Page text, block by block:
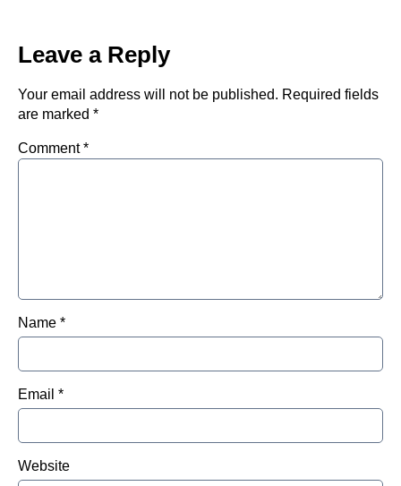
Leave a Reply
Your email address will not be published. Required fields
are marked *
Comment*
Name *
Email *
Website